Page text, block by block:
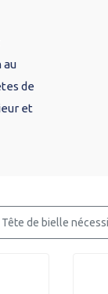
au
de
et
Tête de bielle